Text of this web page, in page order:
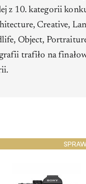
z 10. kategorii
, Creative,
, Object,
trafiło na